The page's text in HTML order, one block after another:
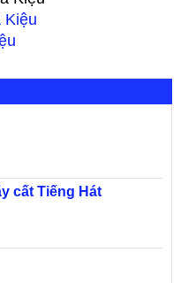
Kiệu
cất Tiếng Hát